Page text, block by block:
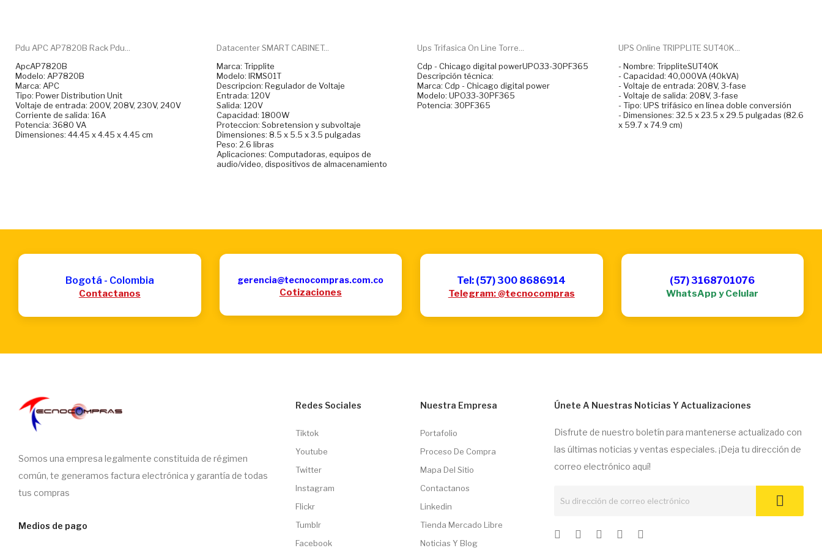
Pdu APC AP7820B Rack Pdu...
ApcAP7820B
Modelo: AP7820B
Marca: APC
Tipo: Power Distribution Unit
Voltaje de entrada: 200V, 208V, 230V, 240V
Corriente de salida: 16A
Potencia: 3680 VA
Dimensiones: 44.45 x 4.45 x 4.45 cm
Datacenter SMART CABINET...
Marca: Tripplite
Modelo: IRMS01T
Descripcion: Regulador de Voltaje
Entrada: 120V
Salida: 120V
Capacidad: 1800W
Proteccion: Sobretension y subvoltaje
Dimensiones: 8.5 x 5.5 x 3.5 pulgadas
Peso: 2.6 libras
Aplicaciones: Computadoras, equipos de
audio/video, dispositivos de almacenamiento
Ups Trifasica On Line Torre...
Cdp - Chicago digital powerUPO33-30PF365
Descripción técnica:
Marca: Cdp - Chicago digital power
Modelo: UPO33-30PF365
Potencia: 30PF365
UPS Online TRIPPLITE SUT40K...
- Nombre: TrippliteSUT40K
- Capacidad: 40,000VA (40kVA)
- Voltaje de entrada: 208V, 3-fase
- Voltaje de salida: 208V, 3-fase
- Tipo: UPS trifásico en línea doble conversión
- Dimensiones: 32.5 x 23.5 x 29.5 pulgadas (82.6
x 59.7 x 74.9 cm)
Bogotá - Colombia
Contactanos
gerencia@tecnocompras.com.co
Cotizaciones
Tel: (57) 300 8686914
Telegram: @tecnocompras
(57) 3168701076
WhatsApp y Celular
Somos una empresa legalmente constituida de régimen
común, te generamos factura electrónica y garantía de todas
tus compras
Medios de pago
Redes Sociales
Tiktok
Youtube
Twitter
Instagram
Flickr
Tumblr
Facebook
Nuestra Empresa
Portafolio
Proceso De Compra
Mapa Del Sitio
Contactanos
Linkedin
Tienda Mercado Libre
Noticias Y Blog
Únete A Nuestras Noticias Y Actualizaciones
Disfrute de nuestro boletín para mantenerse actualizado con
las últimas noticias y ventas especiales. ¡Deja tu dirección de
correo electrónico aquí!